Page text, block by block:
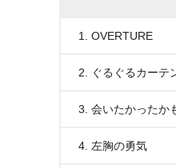
1. OVERTURE
2. ぐるぐるカーテ
3. 会いたかったか
4. 左胸の勇気